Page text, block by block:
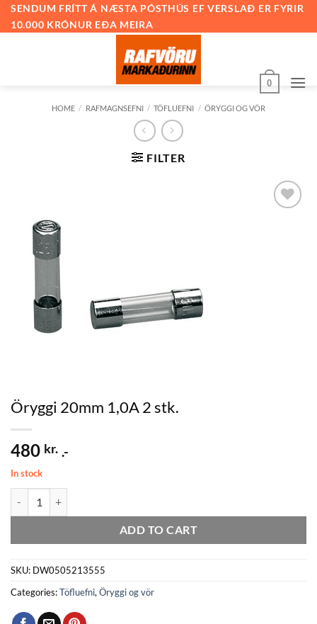
SkipSENDUM FRÍTT Á NÆSTA PÓSTHÚS EF VERSLAÐ ER FYRIR
10.000 KRÓNUR EÐA MEIRA
0
HOME / RAFMAGNSEFNI / TÖFLUEFNI / ÖRYGGI OG VÖR
FILTER
Öryggi 20mm 1,0A 2 stk.
480 kr. .-
In stock
ADD TO CART
SKU: DW0505213555
Categories:Töfluefni, Öryggi og vör